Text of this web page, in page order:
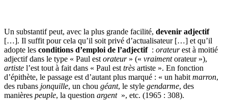
Un substantif peut, avec la plus grande facilité, devenir adjectif
[…]. Il suffit pour cela qu’il soit privé d’actualisateur […] et qu’il
adopte les conditions d’emploi de l’adjectif : orateurest à moitié
adjectif dans le type « Paul est orateur» (« vraimentorateur »),
artiste l’est tout à fait dans « Paul est très artiste ». En fonction
d’épithète, le passage est d’autant plus marqué : « un habit marron,
des rubans jonquille, un chou géant, le style gendarme, des
manières peuple, la question argent », etc. (1965 : 308).